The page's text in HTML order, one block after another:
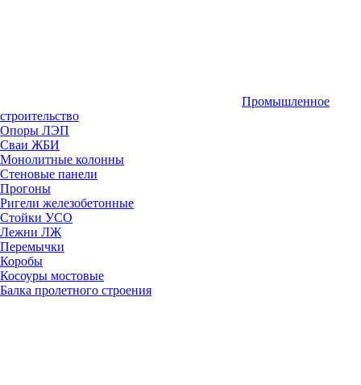
Промышленное
строительство
Опоры ЛЭП
Сваи ЖБИ
Монолитные колонны
Стеновые панели
Прогоны
Ригели железобетонные
Стойки УСО
Лежни ЛЖ
Перемычки
Коробы
Косоуры мостовые
Балка пролетного строения